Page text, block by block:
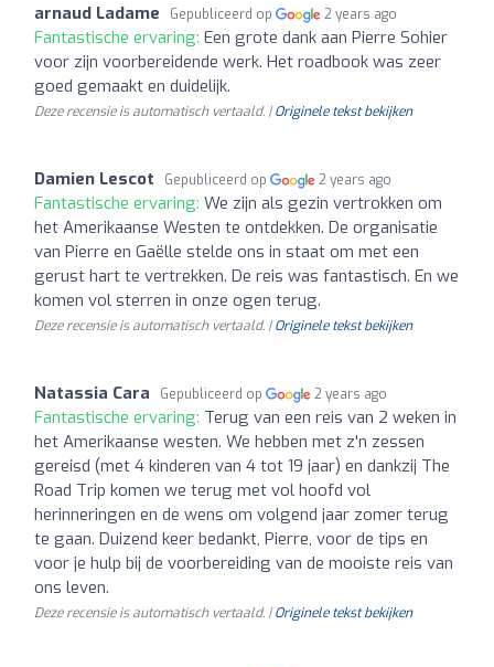
arnaud Ladame Gepubliceerd op 2 years ago
Fantastische ervaring: Een grote dank aan Pierre Sohier
voor zijn voorbereidende werk. Het roadbook was zeer
goed gemaakt en duidelijk.
Deze recensie is automatisch vertaald. |Originele tekst bekijken
Damien Lescot Gepubliceerd op 2 years ago
Fantastische ervaring: We zijn als gezin vertrokken om
het Amerikaanse Westen te ontdekken. De organisatie
van Pierre en Gaëlle stelde ons in staat om met een
gerust hart te vertrekken. De reis was fantastisch. En we
komen vol sterren in onze ogen terug.
Deze recensie is automatisch vertaald. |Originele tekst bekijken
Natassia Cara Gepubliceerd op 2 years ago
Fantastische ervaring: Terug van een reis van 2 weken in
het Amerikaanse westen. We hebben met z'n zessen
gereisd (met 4 kinderen van 4 tot 19 jaar) en dankzij The
Road Trip komen we terug met vol hoofd vol
herinneringen en de wens om volgend jaar zomer terug
te gaan. Duizend keer bedankt, Pierre, voor de tips en
voor je hulp bij de voorbereiding van de mooiste reis van
ons leven.
Deze recensie is automatisch vertaald. |Originele tekst bekijken